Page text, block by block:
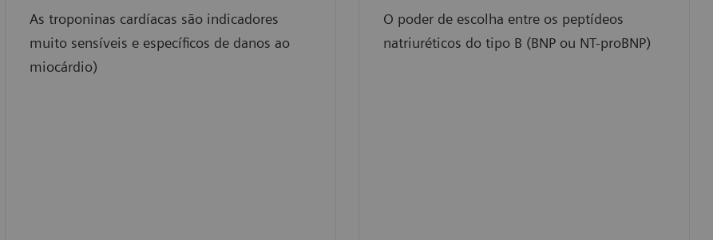
As troponinas cardíacas são indicadores
muito sensíveis e específicos de danos ao
miocárdio)
O poder de escolha entre os peptídeos
natriuréticos do tipo B (BNP ou NT-proBNP)